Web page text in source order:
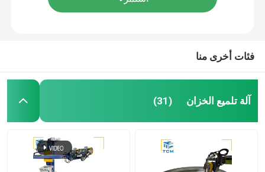
آلة ثني المخروط
تلميع المواد الاستهلاكية
فئات أخرى منا
آلة تلميع الخزان (31)